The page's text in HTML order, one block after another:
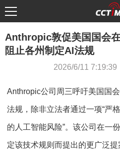
Anthropic敦促美国国会
阻止各州制定AI法规
2026/6/11
Anthropic公司周三呼吁美国国
法规，除非立法者通过一项“严
的人工智能风险”。该公司在一
定该技术规则而提出的更广泛提